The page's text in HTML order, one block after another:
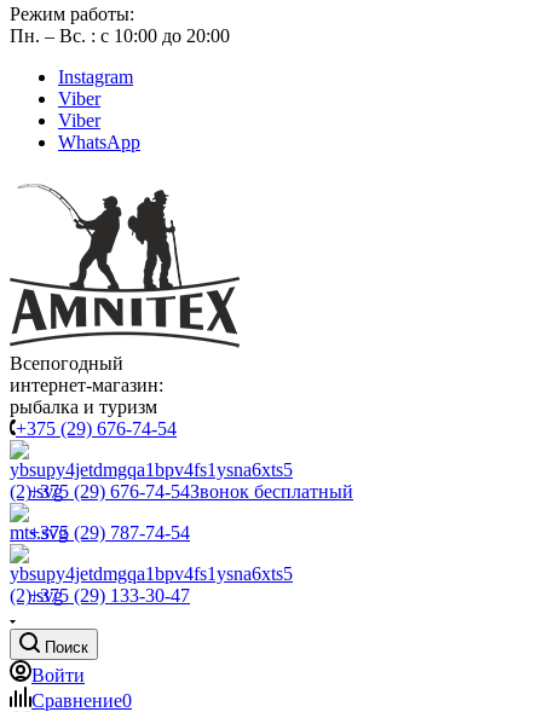
Режим работы:
Пн. – Вс. : с 10:00 до 20:00
Instagram
Viber
Viber
WhatsApp
Всепогодный
интернет-магазин:
рыбалка и туризм
+375 (29) 676-74-54
+375 (29) 676-74-54Звонок бесплатный
+375 (29) 787-74-54
+375 (29) 133-30-47
Поиск
Войти
Сравнение0